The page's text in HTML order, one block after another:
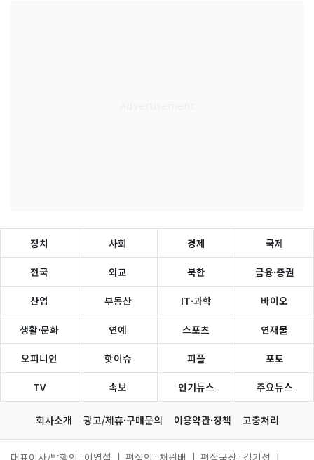
정치 사회 경제 국제
전국 외교 북한 금융·증권
산업 부동산 IT·과학 바이오
생활·문화 연예 스포츠 연재물
오피니언 핫이슈 피플 포토
TV 속보 인기뉴스 주요뉴스
회사소개 광고/제휴·구매문의 이용약관·정책 고충처리